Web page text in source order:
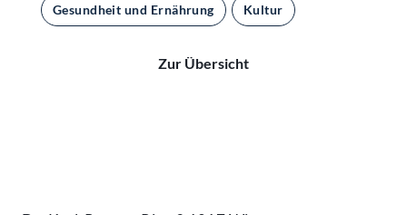
Gesundheit und Ernährung Kultur
Zur Übersicht